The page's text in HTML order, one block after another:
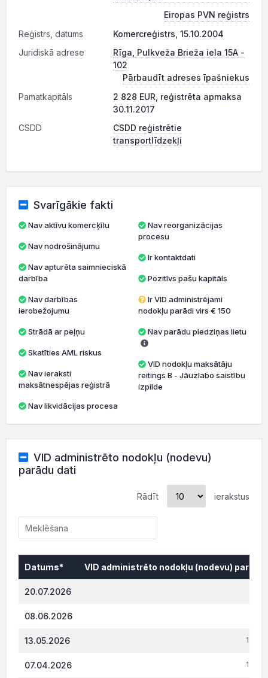
Eiropas PVN reģistrs
Reģistrs, datums
Komercreģistrs, 15.10.2004
Juridiskā adrese
Rīga, Pulkveža Brieža iela 15A -
102
Pārbaudīt adreses īpašniekus
Pamatkapitāls
2 828 EUR, reģistrēta apmaksa
30.11.2017
CSDD
CSDD reģistrētie
transportlīdzekļi
Svarīgākie fakti
Nav aktīvu komercķīlu
Nav nodrošinājumu
darbība
ierobežojumu
Strādā ar peļņu
Skatīties AML riskus
maksātnespējas reģistrā
Nav likvidācijas procesa
Nav reorganizācijas
procesu
Ir kontaktdati
Pozitīvs pašu kapitāls
Ir VID administrējami
nodokļu parādi virs € 150
Nav parādu piedziņas lietu
VID nodokļu maksātāju
reitings B - Jāuzlabo saistību
izpilde
VID administrēto nodokļu (nodevu)
parādu dati
Rādīt ierakstus
Datums*
VID administrēto nodokļu (nodevu)
20.07.2026
08.06.2026
13.05.2026 1
07.04.2026 1